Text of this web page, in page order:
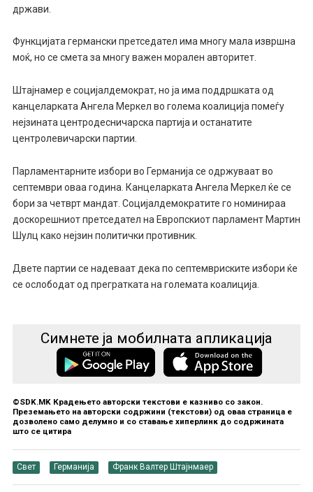
држави.
Функцијата германски претседател има многу мала извршна
моќ, но се смета за многу важен морален авторитет.
Штајнамер е социјалдемократ, но ја има поддршката од
канцеларката Ангела Меркел во голема коалиција помеѓу
нејзината центродесничарска партија и останатите
центролевичарски партии.
Парламентарните избори во Германија се одржуваат во
септември оваа година. Канцеларката Ангела Меркел ќе се
бори за четврт мандат. Социјалдемократите го номинираа
доскорешниот претседател на Европскиот парламент Мартин
Шулц како нејзин политички противник.
Двете партии се надеваат дека по септемвриските избори ќе
се ослободат од прегратката на големата коалиција.
Симнете ја мобилната апликација
©SDK.MK Крадењето авторски текстови е казниво со закон.
Преземањето на авторски содржини (текстови) од оваа страница е
дозволено само делумно и со ставање хиперлинк до содржината
што се цитира
Свет Германија Франк Валтер Штајнмаер